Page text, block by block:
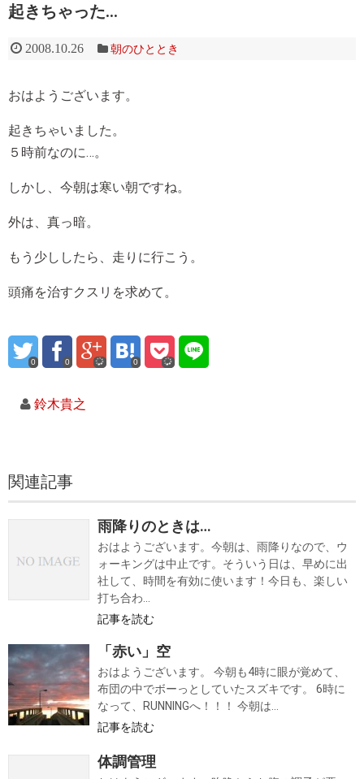
起きちゃった…
2008.10.26 朝のひととき
おはようございます。
起きちゃいました。
５時前なのに…。
しかし、今朝は寒い朝ですね。
外は、真っ暗。
もう少ししたら、走りに行こう。
頭痛を治すクスリを求めて。
0 0 0
鈴木貴之
関連記事
雨降りのときは…
おはようございます。今朝は、雨降りなので、ウ
ォーキングは中止です。そういう日は、早めに出
社して、時間を有効に使います！今日も、楽しい
打ち合わ...
記事を読む
「赤い」空
おはようございます。 今朝も4時に眼が覚めて、
布団の中でボーっとしていたスズキです。 6時に
なって、RUNNINGへ！！！ 今朝は...
記事を読む
体調管理